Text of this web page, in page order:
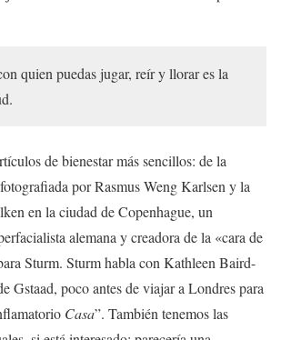
quien puedas jugar, reír y llorar es la
de bienestar más sencillos: de la
por Rasmus Weng Karlsen y la
en la ciudad de Copenhague, un
alemana y creadora de la «cara de
Sturm. Sturm habla con Kathleen Baird-
Gstaad, poco antes de viajar a Londres para
Casa”. También tenemos las